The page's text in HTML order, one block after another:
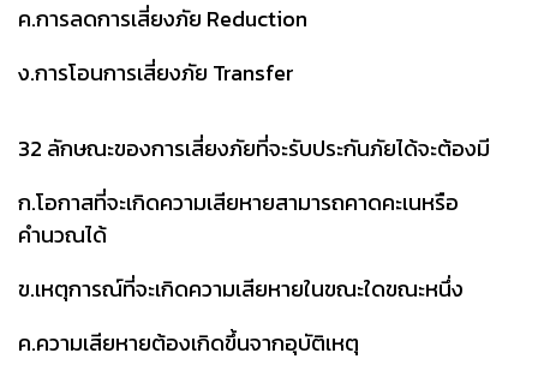
ค.การลดการเสี่ยงภัย Reduction
ง.การโอนการเสี่ยงภัย Transfer
32 ลักษณะของการเสี่ยงภัยที่จะรับประกันภัยได้จะต้องมี
ก.โอกาสที่จะเกิดความเสียหายสามารถคาดคะเนหรือ
คำนวณได้
ข.เหตุการณ์ที่จะเกิดความเสียหายในขณะใดขณะหนึ่ง
ค.ความเสียหายต้องเกิดขึ้นจากอุบัติเหตุ